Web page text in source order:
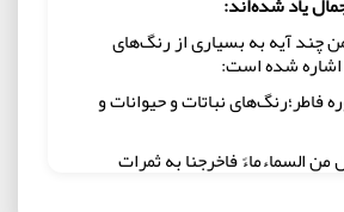
چند آیه به بسیاری از رنگ‌های
شده است:
27 و28 سوره فاطر؛‌رنگ‌های نباتات و حیوانات و
من السماء‌ماءً فاخرجنا به ثمرات